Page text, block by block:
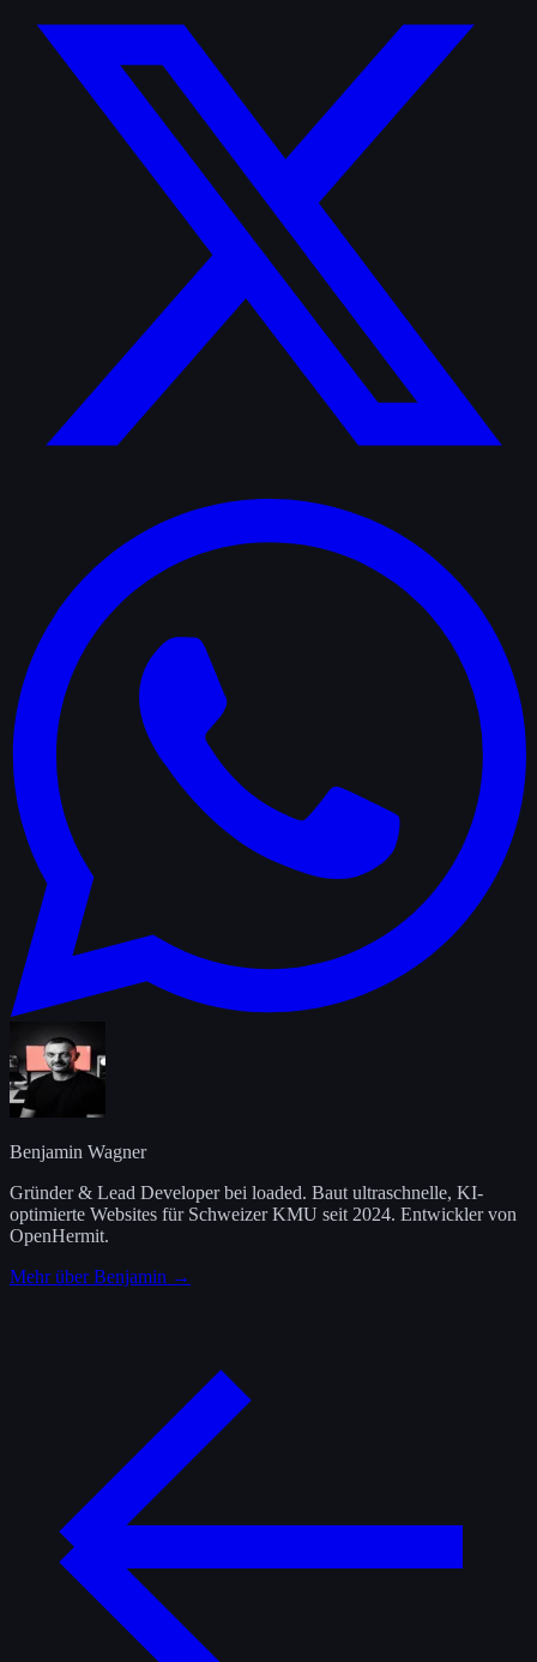
Benjamin Wagner
Gründer & Lead Developer bei loaded. Baut ultraschnelle, KI-
optimierte Websites für Schweizer KMU seit 2024. Entwickler von
OpenHermit.
Mehr über Benjamin →